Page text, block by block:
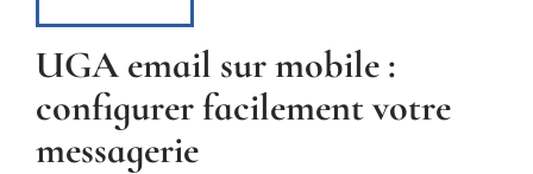
UGA email sur mobile :
configurer facilement votre
messagerie